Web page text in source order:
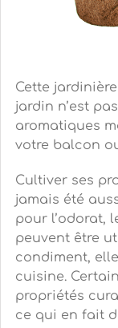
Cette
jardin n’est
aromatiques
votre balcon
Cultiver ses
jamais été
pour l’odorat,
peuvent être
condiment,
cuisine.
propriétés
ce qui en fait